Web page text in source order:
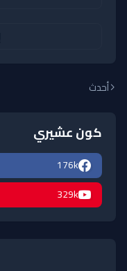
أحدث
كون عشيري
176k
329k